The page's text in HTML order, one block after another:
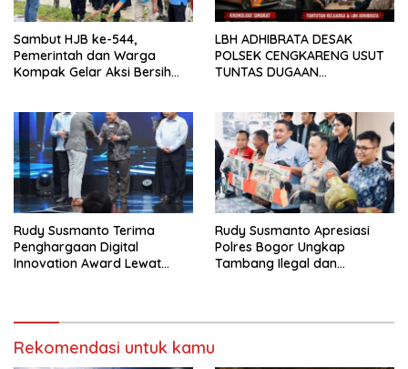
Sambut HJB ke-544,
Pemerintah dan Warga
Kompak Gelar Aksi Bersih
LBH ADHIBRATA DESAK
POLSEK CENGKARENG USUT
TUNTAS DUGAAN
Rudy Susmanto Terima
Penghargaan Digital
Innovation Award Lewat
Rudy Susmanto Apresiasi
Polres Bogor Ungkap
Tambang Ilegal dan
Rekomendasi untuk kamu